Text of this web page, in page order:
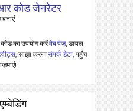
कोड जेनरेटर
का उपयोग करेंवेब पेज, डायल
, साझा करनासंपर्क डेटा , पहुँच